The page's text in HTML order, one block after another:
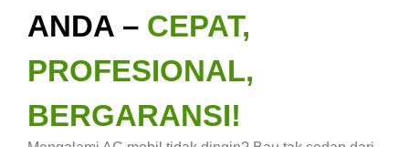
ANDA – CEPAT,
PROFESIONAL,
BERGARANSI!